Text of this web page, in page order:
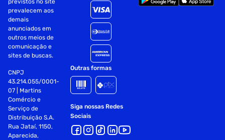
Fornecedor: SC Johnson
Especificações
Volume
Departamento
Sessão
Tipo
previstos no site
prevalecem aos
demais
anunciados em
outros meios de
comunicação e
sites de buscas.
CNPJ
43.214.055/0001-
07 | Martins
Comércio e
Serviço de
Distribuição S.A.
Rua Jataí, 1150,
Aparecida,
Outras formas
Siga nossas Redes
Sociais